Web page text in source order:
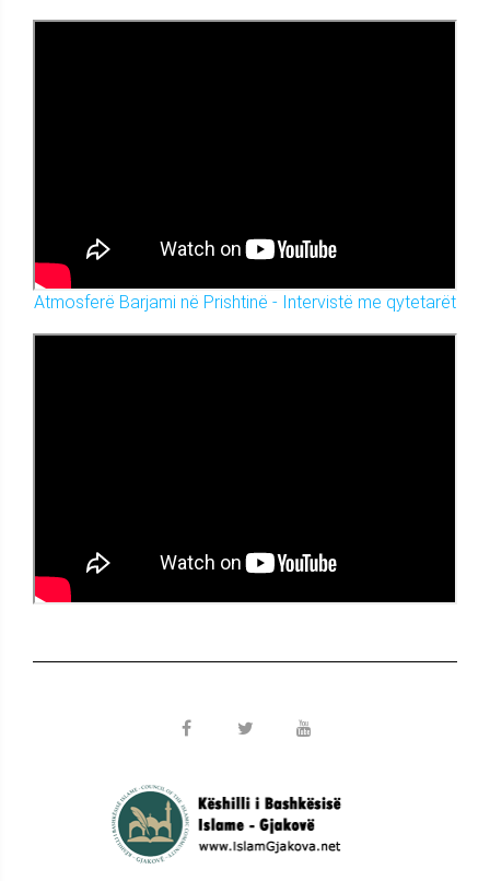
Atmosferë Barjami në Prishtinë - Intervistë me qytetarët